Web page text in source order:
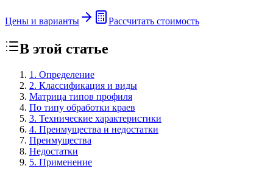
Цены и варианты Рассчитать стоимость
В этой статье
1. Определение
2. Классификация и виды
Матрица типов профиля
По типу обработки краев
3. Технические характеристики
4. Преимущества и недостатки
Преимущества
Недостатки
5. Применение